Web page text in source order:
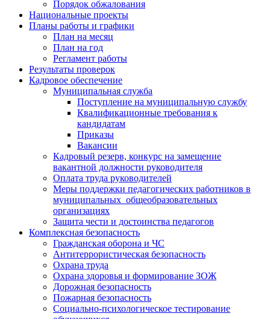
Порядок обжалования
Национальные проекты
Планы работы и графики
План на месяц
План на год
Регламент работы
Результаты проверок
Кадровое обеспечение
Муниципальная служба
Поступление на муниципальную службу
Квалификационные требования к
кандидатам
Приказы
Вакансии
Кадровый резерв, конкурс на замещение
вакантной должности руководителя
Оплата труда руководителей
Меры поддержки педагогических работников в
муниципальных общеобразовательных
организациях
Защита чести и достоинства педагогов
Комплексная безопасность
Гражданская оборона и ЧС
Антитеррористическая безопасность
Охрана труда
Охрана здоровья и формирование ЗОЖ
Дорожная безопасность
Пожарная безопасность
Социально-психологическое тестирование